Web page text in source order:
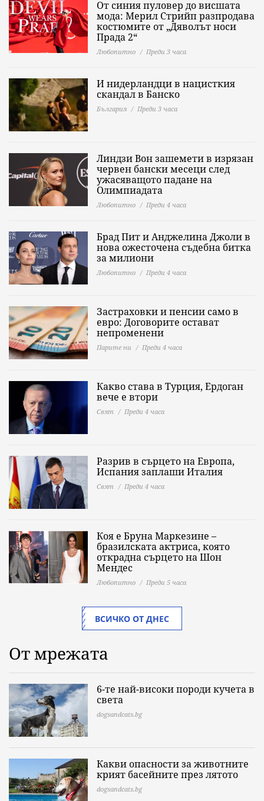
От синия пуловер до висшата
мода: Мерил Стрийп разпродава
костюмите от „Дяволът носи
Прада 2“
Любопитно Преди 3 часа
И нидерландци в нацисткия
скандал в Банско
България Преди 3 часа
Линдзи Вон зашемети в изрязан
червен бански месеци след
ужасяващото падане на
Олимпиадата
Любопитно Преди 4 часа
Брад Пит и Анджелина Джоли в
нова ожесточена съдебна битка
за милиони
Любопитно Преди 4 часа
Застраховки и пенсии само в
евро: Договорите остават
непроменени
Парите ни Преди 4 часа
Какво става в Турция, Ердоган
вече е втори
Свят Преди 4 часа
Разрив в сърцето на Европа,
Испания заплаши Италия
Свят Преди 4 часа
Коя е Бруна Маркезине –
бразилската актриса, която
открадна сърцето на Шон
Мендес
Любопитно Преди 5 часа
ВСИЧКО ОТ ДНЕС
От мрежата
6-те най-високи породи кучета в
света
dogsandcats.bg
Какви опасности за животните
крият басейните през лятото
dogsandcats.bg